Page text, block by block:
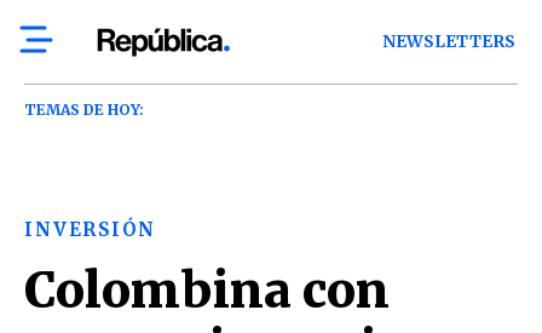
NEWSLETTERS
TEMAS DE HOY:
INVERSIÓN
Colombina con